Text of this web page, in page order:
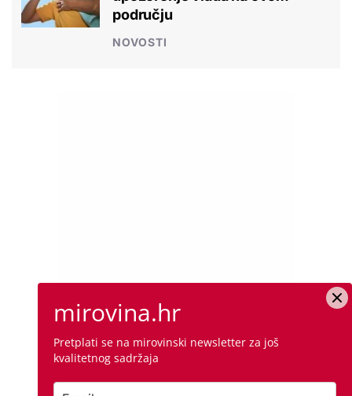
području
NOVOSTI
mirovina.hr
Pretplati se na mirovinski newsletter za još
kvalitetnog sadržaja